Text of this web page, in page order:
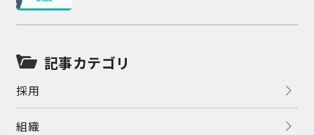
記事カテゴリ
採用
組織